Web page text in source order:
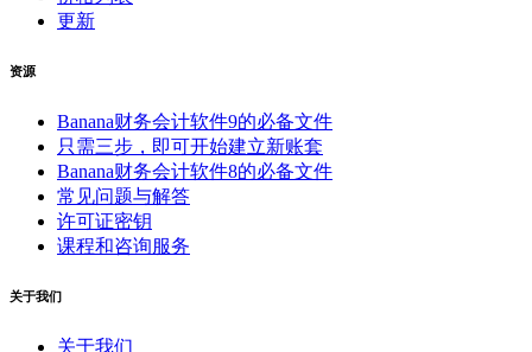
更新
资源
Banana财务会计软件9的必备文件
只需三步，即可开始建立新账套
Banana财务会计软件8的必备文件
常见问题与解答
许可证密钥
课程和咨询服务
关于我们
关于我们